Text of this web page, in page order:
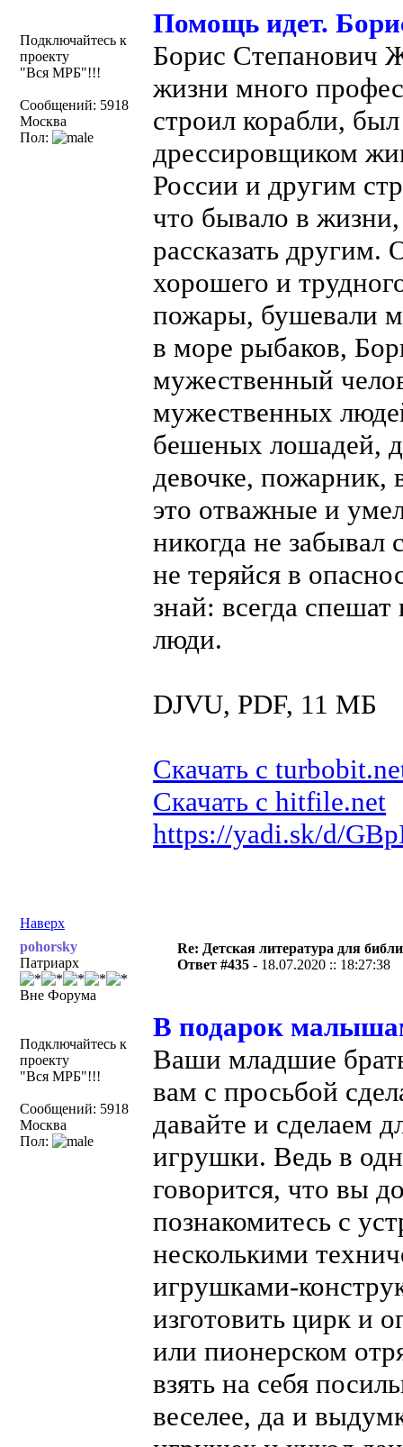
Подключайтесь к
проекту
"Вся МРБ"!!!
Сообщений: 5918
Москва
Пол:
Помощь идет.
Борис Степанович
жизни много
строил корабли,
дрессировщиком
России и другим
что бывало в
рассказать
хорошего и
пожары, бушевали
в море рыбаков,
мужественный
мужественных
бешеных лошадей,
девочке,
это отважные и
никогда не забывал
не теряйся в
знай: всегда
люди.
DJVU, PDF, 11 МБ
Скачать с
Скачать с hitfile.net
https://yadi.sk/d/
Наверх
pohorsky
Патриарх
Вне Форума
Подключайтесь к
проекту
"Вся МРБ"!!!
Сообщений: 5918
Москва
Пол:
Re: Детская литература для
Ответ #435 - 18.07.2020 :: 18:27:38
В подарок
Ваши младшие
вам с просьбой
давайте и сделаем
игрушки. Ведь в
говорится, что вы
познакомитесь с
несколькими
игрушками-
изготовить цирк и
или пионерском
взять на себя
веселее, да и